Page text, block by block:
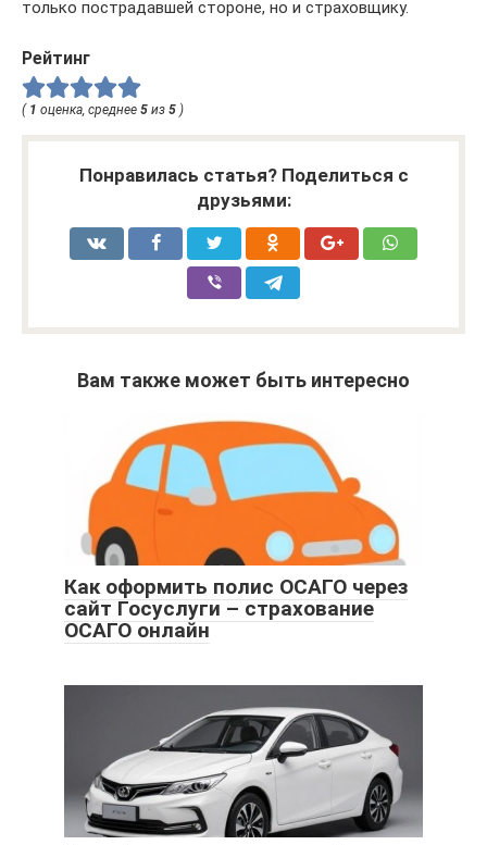
только пострадавшей стороне, но и страховщику.
Рейтинг
( 1 оценка, среднее 5 из 5 )
Понравилась статья? Поделиться с
друзьями:
Вам также может быть интересно
Как оформить полис ОСАГО через
сайт Госуслуги – страхование
ОСАГО онлайн